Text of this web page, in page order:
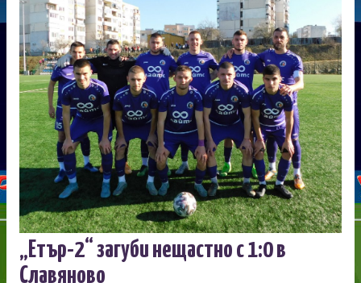
„Етър-2“ загуби нещастно с 1:0 в
Славяново